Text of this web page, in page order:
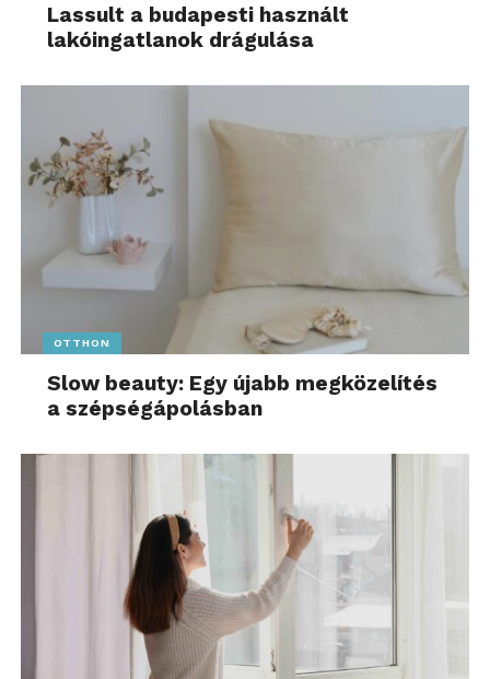
Lassult a budapesti használt
lakóingatlanok drágulása
OTTHON
Slow beauty: Egy újabb megközelítés
a szépségápolásban